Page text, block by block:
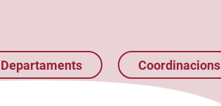
Departaments Coordinacions